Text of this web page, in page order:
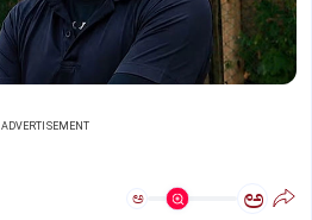
ADVERTISEMENT
ಅ ಅ